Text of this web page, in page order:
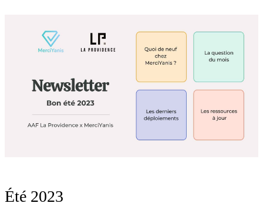
Été 2023